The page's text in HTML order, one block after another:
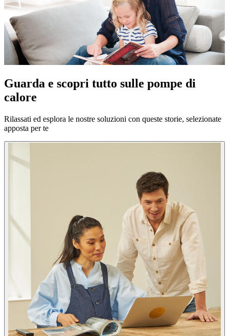
Guarda e scopri tutto sulle pompe di
calore
Rilassati ed esplora le nostre soluzioni con queste storie, selezionate
apposta per te